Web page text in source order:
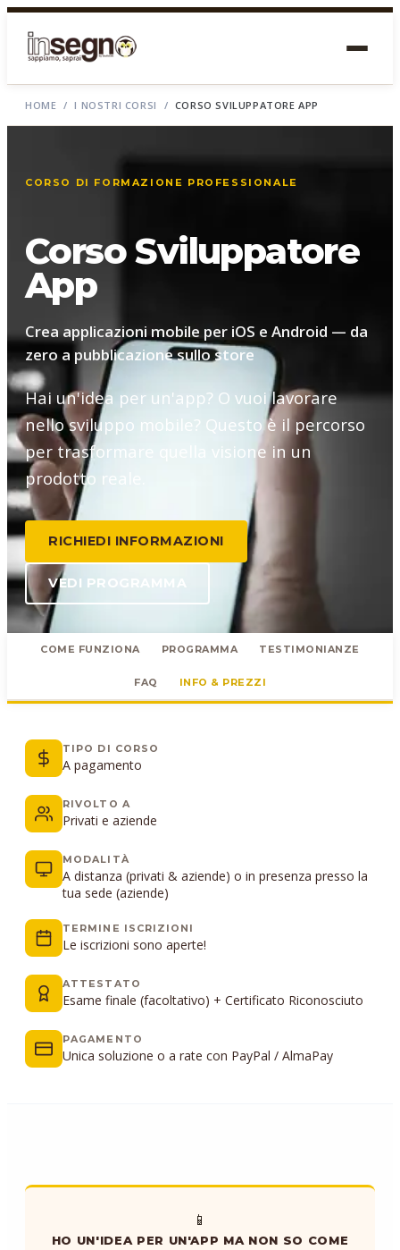
HOME / I NOSTRI CORSI / CORSO SVILUPPATORE APP
CORSO DI FORMAZIONE PROFESSIONALE
Corso Sviluppatore
App
Crea applicazioni mobile per iOS e Android — da
zero a pubblicazione sullo store
Hai un'idea per un'app? O vuoi lavorare
nello sviluppo mobile? Questo è il percorso
per trasformare quella visione in un
prodotto reale.
RICHIEDI INFORMAZIONI
VEDI PROGRAMMA
COME FUNZIONA PROGRAMMA TESTIMONIANZE
FAQ INFO & PREZZI
TIPO DI CORSO
A pagamento
RIVOLTO A
Privati e aziende
MODALITÀ
A distanza (privati & aziende) o in presenza presso la
tua sede (aziende)
TERMINE ISCRIZIONI
Le iscrizioni sono aperte!
ATTESTATO
Esame finale (facoltativo) + Certificato Riconosciuto
PAGAMENTO
Unica soluzione o a rate con PayPal / AlmaPay
📱
HO UN'IDEA PER UN'APP MA NON SO COME